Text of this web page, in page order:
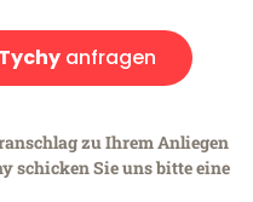
anfragen
zu Ihrem Anliegen
schicken Sie uns bitte eine